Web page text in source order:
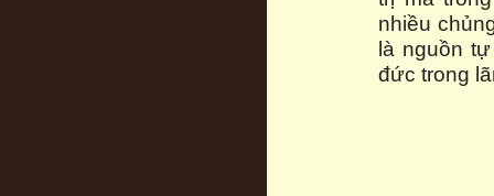
nhiều
là nguồn
đức trong